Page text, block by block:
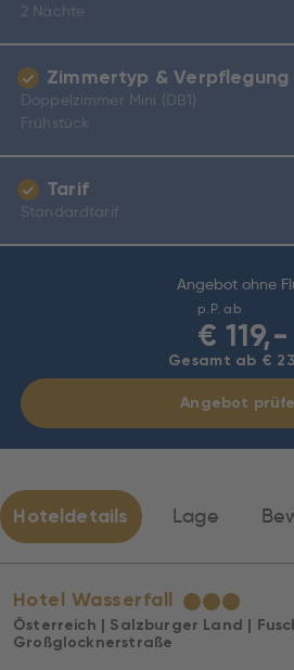
Angebot ohne
p.P. ab
€ 119,-
Gesamt ab €
Angebot
2 Nächte
Zimmertyp & Verpflegung
Doppelzimmer Mini (DB1)
Frühstück
Tarif
Standardtarif
Hoteldetails Lage
Hotel Wasserfall ★★★
Österreich | Salzburger Land |
Großglocknerstraße